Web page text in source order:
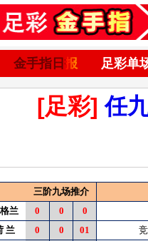
金手指日报 足彩单
[足彩]任
三阶九场推介
兰 0 0
0
兰 0 0 01